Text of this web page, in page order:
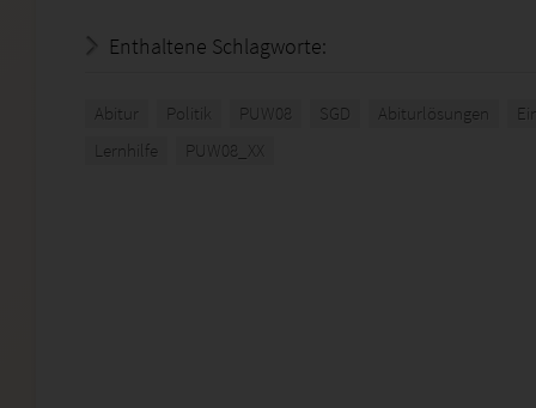
Enthaltene Schlagworte:
Abitur Politik PUW08 SGD Abiturlösungen
Lernhilfe
PUW08_XX